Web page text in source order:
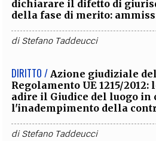
dichiarare il difetto di
della fase di merito:
diStefano Taddeucci
DIRITTO / Azione giudiziale
Regolamento UE 1215/
adire il Giudice del luogo in
l'inadempimento della
diStefano Taddeucci